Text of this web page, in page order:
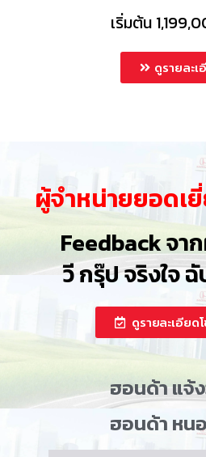
เริ่มต้น
ดูรายละเ
ผู้จำหน่ายยอดเ
Feedback จา
วี กรุ๊ป จริงใจ
ดูรายละเอียด
ฮอนด้า แจ้
ฮอนด้า หน